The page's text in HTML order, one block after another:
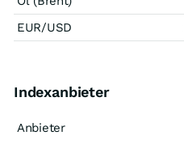
EUR/USD
Indexanbieter
Anbieter